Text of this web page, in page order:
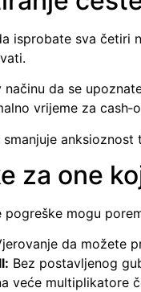
isprobate sva
da se
vrijeme za
za one
mogu
da možete
Bez postavljenog
veće multiplikatore